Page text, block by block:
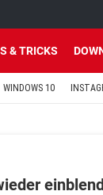
& TRICKS
WINDOWS 10